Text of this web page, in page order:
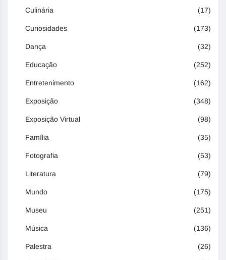
Culinária (17)
Curiosidades (173)
Dança (32)
Educação (252)
Entretenimento (162)
Exposição (348)
Exposição Virtual (98)
Família (35)
Fotografia (53)
Literatura (79)
Mundo (175)
Museu (251)
Música (136)
Palestra (26)